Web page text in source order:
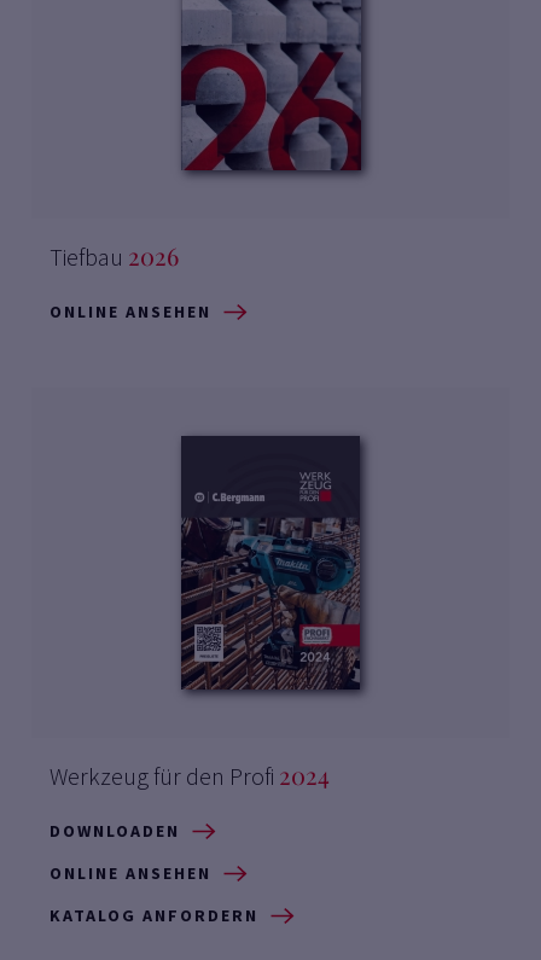
Tiefbau 2026
ONLINE ANSEHEN
Werkzeug für den Profi 2024
DOWNLOADEN
ONLINE ANSEHEN
KATALOG ANFORDERN